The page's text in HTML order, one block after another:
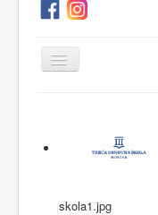
Prikaz/Sakrivanje
navigacije
skola1.jpg